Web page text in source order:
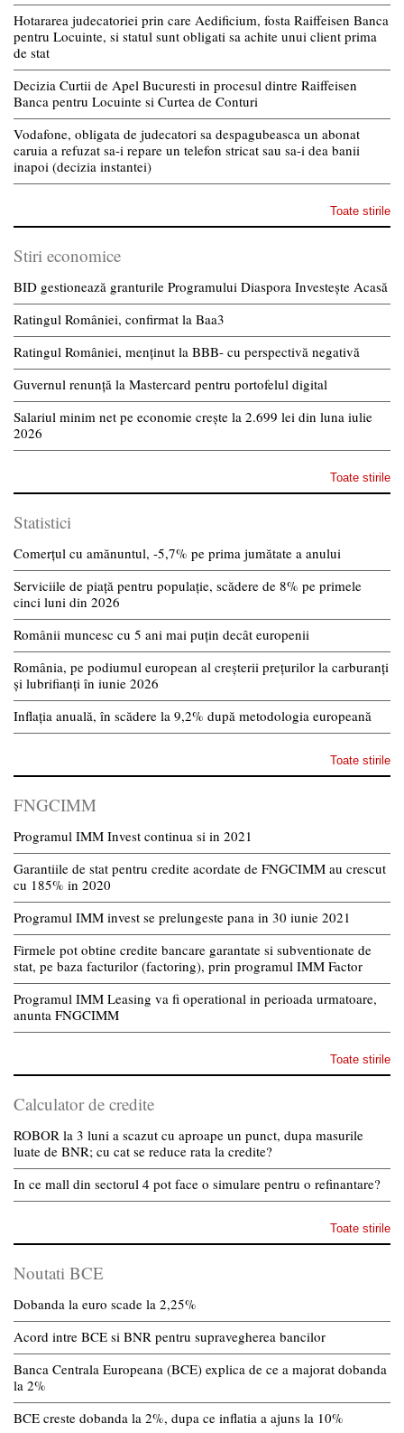
Hotararea judecatoriei prin care Aedificium, fosta Raiffeisen Banca
pentru Locuinte, si statul sunt obligati sa achite unui client prima
de stat
Decizia Curtii de Apel Bucuresti in procesul dintre Raiffeisen
Banca pentru Locuinte si Curtea de Conturi
Vodafone, obligata de judecatori sa despagubeasca un abonat
caruia a refuzat sa-i repare un telefon stricat sau sa-i dea banii
inapoi (decizia instantei)
Toate stirile
Stiri economice
BID gestionează granturile Programului Diaspora Investește Acasă
Ratingul României, confirmat la Baa3
Ratingul României, menținut la BBB- cu perspectivă negativă
Guvernul renunță la Mastercard pentru portofelul digital
Salariul minim net pe economie crește la 2.699 lei din luna iulie
2026
Toate stirile
Statistici
Comerțul cu amănuntul, -5,7% pe prima jumătate a anului
Serviciile de piață pentru populație, scădere de 8% pe primele
cinci luni din 2026
Românii muncesc cu 5 ani mai puțin decât europenii
România, pe podiumul european al creșterii prețurilor la carburanți
și lubrifianți în iunie 2026
Inflația anuală, în scădere la 9,2% după metodologia europeană
Toate stirile
FNGCIMM
Programul IMM Invest continua si in 2021
Garantiile de stat pentru credite acordate de FNGCIMM au crescut
cu 185% in 2020
Programul IMM invest se prelungeste pana in 30 iunie 2021
Firmele pot obtine credite bancare garantate si subventionate de
stat, pe baza facturilor (factoring), prin programul IMM Factor
Programul IMM Leasing va fi operational in perioada urmatoare,
anunta FNGCIMM
Toate stirile
Calculator de credite
ROBOR la 3 luni a scazut cu aproape un punct, dupa masurile
luate de BNR; cu cat se reduce rata la credite?
In ce mall din sectorul 4 pot face o simulare pentru o refinantare?
Toate stirile
Noutati BCE
Dobanda la euro scade la 2,25%
Acord intre BCE si BNR pentru supravegherea bancilor
Banca Centrala Europeana (BCE) explica de ce a majorat dobanda
la 2%
BCE creste dobanda la 2%, dupa ce inflatia a ajuns la 10%